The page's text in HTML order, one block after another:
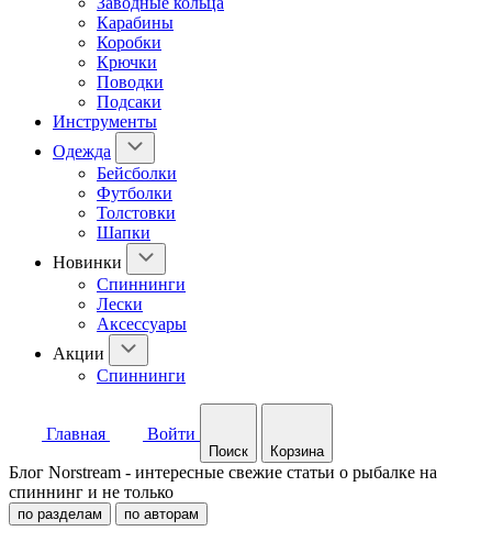
Карабины
Коробки
Крючки
Поводки
Подсаки
Инструменты
Одежда
Бейсболки
Футболки
Толстовки
Шапки
Новинки
Спиннинги
Лески
Аксессуары
Акции
Спиннинги
Главная Войти
Поиск Корзина
Блог Norstream - интересные свежие статьи о рыбалке на
спиннинг и не только
по разделам по авторам